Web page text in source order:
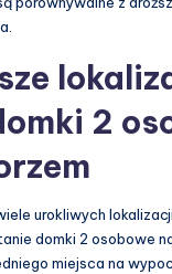
2
urokliwych
domki 2 osobowe
miejsca na